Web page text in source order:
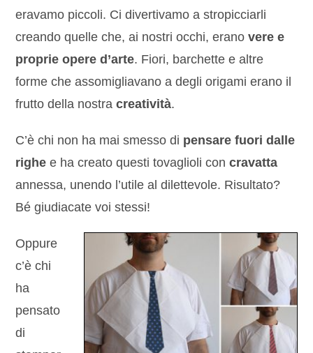
eravamo piccoli. Ci divertivamo a stropicciarli
creando quelle che, ai nostri occhi, eranovere e
proprie opere d’arte. Fiori, barchette e altre
forme che assomigliavano a degli origami erano il
frutto della nostracreatività.
C’è chi non ha mai smesso di pensare fuori dalle
righe e ha creato questi tovaglioli concravatta
annessa, unendo l’utile al dilettevole. Risultato?
Bé giudiacate voi stessi!
Oppure
c’è chi
ha
pensato
di